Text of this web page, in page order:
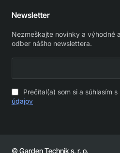
Newsletter
Nezmeškajte novinky a výhodné
odber nášho newslettera.
Prečítal(a) som si a súhlasím s
údajov
© Garden Technik s. r. o.